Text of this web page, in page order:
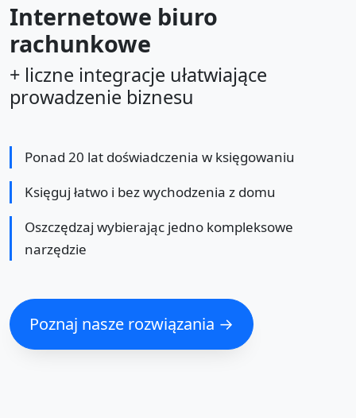
Internetowe biuro
rachunkowe
+ liczne integracje ułatwiające
prowadzenie biznesu
Ponad 20 lat doświadczenia w księgowaniu
Księguj łatwo i bez wychodzenia z domu
Oszczędzaj wybierając jedno kompleksowe
narzędzie
Poznaj nasze rozwiązania →